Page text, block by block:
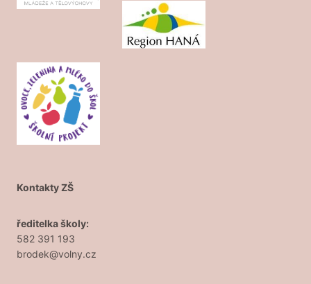
Kontakty ZŠ
ředitelka školy:
582 391 193
brodek@volny.cz